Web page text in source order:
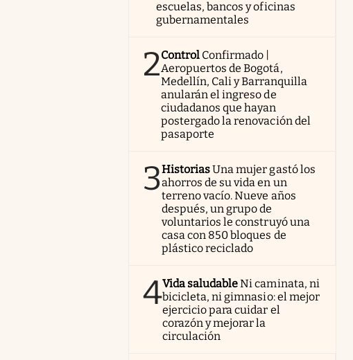
escuelas, bancos y oficinas
gubernamentales
2Control Confirmado |
Aeropuertos de Bogotá,
Medellín, Cali y Barranquilla
anularán el ingreso de
ciudadanos que hayan
postergado la renovación del
pasaporte
3HistoriasUna mujer gastó los
ahorros de su vida en un
terreno vacío. Nueve años
después, un grupo de
voluntarios le construyó una
casa con 850 bloques de
plástico reciclado
4Vida saludableNi caminata, ni
bicicleta, ni gimnasio: el mejor
ejercicio para cuidar el
corazón y mejorar la
circulación